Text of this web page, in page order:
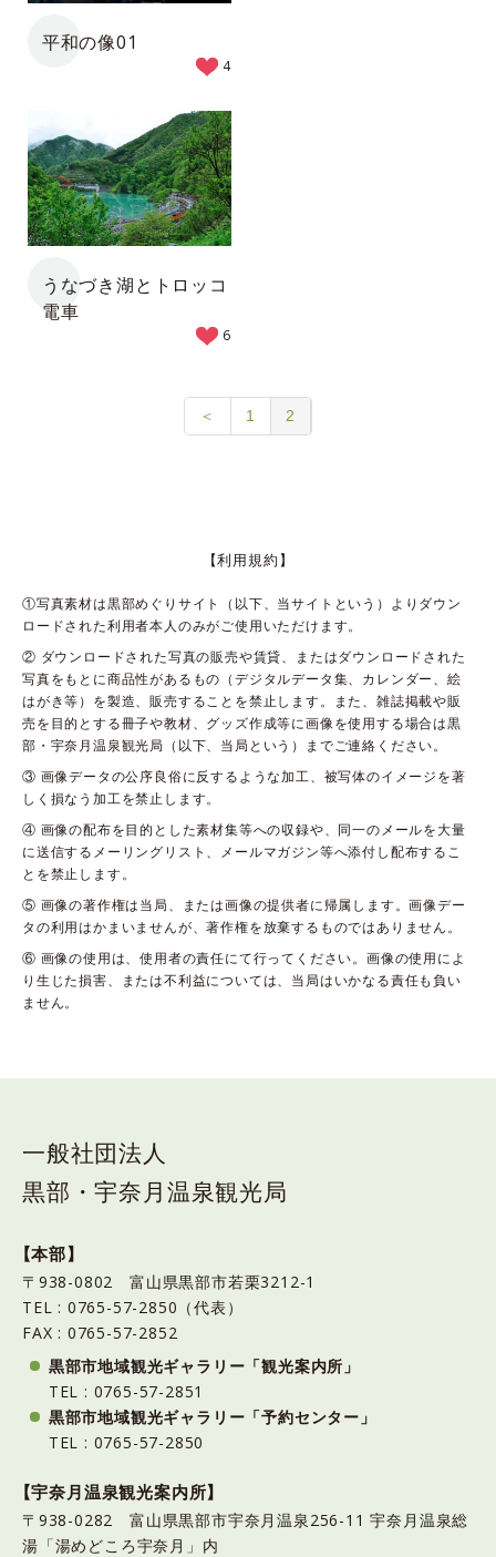
平和の像01
4
うなづき湖とトロッコ
電車
6
＜ 1 2
【利用規約】
①写真素材は黒部めぐりサイト（以下、当サイトという）よりダウン
ロードされた利用者本人のみがご使用いただけます。
② ダウンロードされた写真の販売や賃貸、またはダウンロードされた
写真をもとに商品性があるもの（デジタルデータ集、カレンダー、絵
はがき等）を製造、販売することを禁止します。また、雑誌掲載や販
売を目的とする冊子や教材、グッズ作成等に画像を使用する場合は黒
部・宇奈月温泉観光局（以下、当局という）までご連絡ください。
③ 画像データの公序良俗に反するような加工、被写体のイメージを著
しく損なう加工を禁止します。
④ 画像の配布を目的とした素材集等への収録や、同一のメールを大量
に送信するメーリングリスト、メールマガジン等へ添付し配布するこ
とを禁止します。
⑤ 画像の著作権は当局、または画像の提供者に帰属します。画像デー
タの利用はかまいませんが、著作権を放棄するものではありません。
⑥ 画像の使用は、使用者の責任にて行ってください。画像の使用によ
り生じた損害、または不利益については、当局はいかなる責任も負い
ません。
一般社団法人
黒部・宇奈月温泉観光局
【本部】
〒938-0802 富山県黒部市若栗3212-1
TEL : 0765-57-2850（代表）
FAX : 0765-57-2852
黒部市地域観光ギャラリー「観光案内所」
TEL : 0765-57-2851
黒部市地域観光ギャラリー「予約センター」
TEL : 0765-57-2850
【宇奈月温泉観光案内所】
〒938-0282 富山県黒部市宇奈月温泉256-11 宇奈月温泉総
湯「湯めどころ宇奈月」内